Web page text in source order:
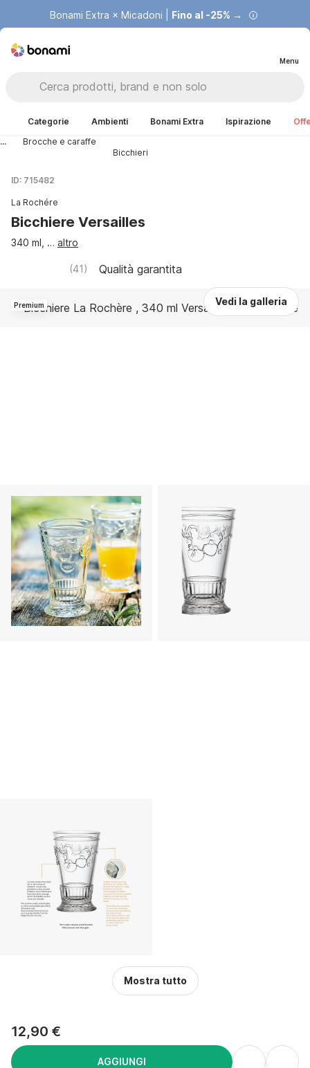
Bonami Extra × Micadoni | Fino al -25% →
Menu
Categorie Ambienti Bonami Extra Ispirazione
...
Brocche e caraffe
Bicchieri
Vedi la galleria
Mostra tutto
Premium
ID: 715482
La Rochére
Bicchiere Versailles
340 ml , … altro
(41) Qualità garantita
12,90 €
AGGIUNGI